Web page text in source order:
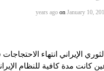
on January 10,
الإيراني انتهاء الاحتجاجات
كانت مدة كافية للنظام